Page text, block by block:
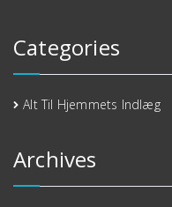
Categories
Alt Til Hjemmets Indlæg
Archives